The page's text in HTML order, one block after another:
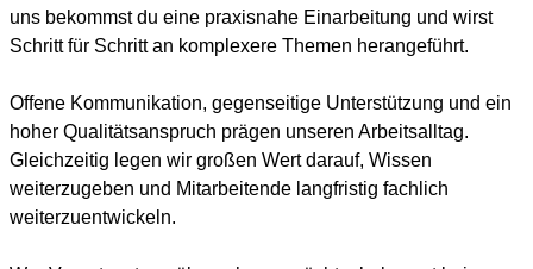
uns bekommst du eine praxisnahe Einarbeitung und wirst
Schritt für Schritt an komplexere Themen herangeführt.
Offene Kommunikation, gegenseitige Unterstützung und ein
hoher Qualitätsanspruch prägen unseren Arbeitsalltag.
Gleichzeitig legen wir großen Wert darauf, Wissen
weiterzugeben und Mitarbeitende langfristig fachlich
weiterzuentwickeln.